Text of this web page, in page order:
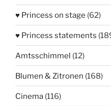
♥ Princess on stage (62)
♥ Princess statements
Amtsschimmel (12)
Blumen & Zitronen (168)
Cinema (116)